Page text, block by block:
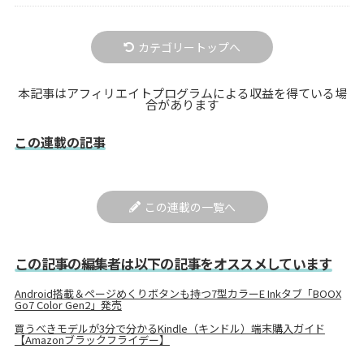
カテゴリートップへ
本記事はアフィリエイトプログラムによる収益を得ている場
合があります
この連載の記事
この連載の一覧へ
この記事の編集者は以下の記事をオススメしています
Android搭載＆ページめくりボタンも持つ7型カラーE Inkタブ「BOOX
Go7 Color Gen2」発売
買うべきモデルが3分で分かるKindle（キンドル）端末購入ガイド
【Amazonブラックフライデー】